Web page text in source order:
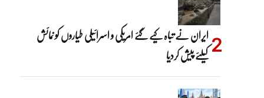
ایران نے تباہ کیے گئے امریکی و اسرائیلی طیاروں کو نمائش
کیلئے پیش کردیا